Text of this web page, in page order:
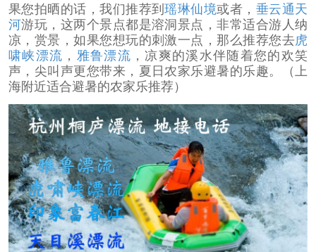
果您拍晒的话，我们推荐到瑶琳仙境或者， 垂云通天
河游玩，这两个景点都是溶洞景点，非常适合游人纳
凉，赏景，如果您想玩的刺激一点，那么推荐您去虎
啸峡漂流 ， 雅鲁漂流 ，凉爽的溪水伴随着您的欢笑
声，尖叫声更您带来，夏日农家乐避暑的乐趣。（上
海附近适合避暑的农家乐推荐）